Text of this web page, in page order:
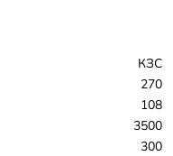
КЗС
270
108
3500
300